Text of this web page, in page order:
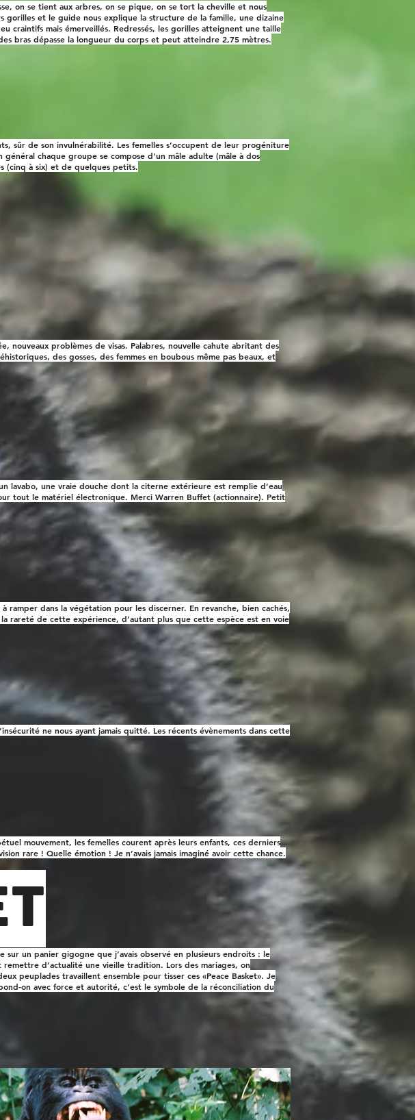
on se tient aux arbres, on se pique, on se tort la cheville et nous
gorilles et le guide nous explique la structure de la famille, une dizaine
craintifs mais émerveillés. Redressés, les gorilles atteignent une taille
bras dépasse la longueur du corps et peut atteindre 2,75 mètres.
sûr de son invulnérabilité. Les femelles s’occupent de leur progéniture
chaque groupe se compose d'un mâle adulte (mâle à dos
(cinq à six) et de quelques petits.
nouveaux problèmes de visas. Palabres, nouvelle cahute abritant des
des gosses, des femmes en boubous même pas beaux, et
lavabo, une vraie douche dont la citerne extérieure est remplie d’eau
tout le matériel électronique. Merci Warren Buffet (actionnaire). Petit
ramper dans la végétation pour les discerner. En revanche, bien cachés,
rareté de cette expérience, d’autant plus que cette espèce est en voie
ne nous ayant jamais quitté. Les récents évènements dans cette
mouvement, les femelles courent après leurs enfants, ces derniers
rare ! Quelle émotion ! Je n’avais jamais imaginé avoir cette chance.
un panier gigogne que j’avais observé en plusieurs endroits : le
d’actualité une vieille tradition. Lors des mariages, on
peuplades travaillent ensemble pour tisser ces «Peace Basket». Je
on avec force et autorité, c’est le symbole de la réconciliation du